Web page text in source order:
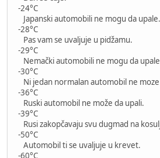
-24°C
Japanski automobili ne mogu da upale.
-28°C
Pas vam se uvaljuje u pidžamu.
-29°C
Nemački automobili ne mogu da
-30°C
Ni jedan normalan automobil ne
-36°C
Ruski automobil ne može da upali.
-39°C
Rusi zakopčavaju svu dugmad na
-50°C
Automobil ti se uvaljuje u krevet.
-60°C